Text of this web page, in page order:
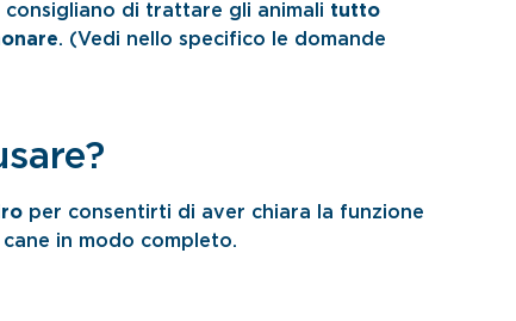
di trattare gli animali tutto
. (Vedi nello specifico le domande
per consentirti di aver chiara la funzione
in modo completo.